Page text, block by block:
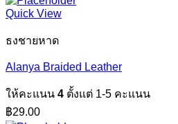
Quick View
ธงชายหาด
Alanya Braided Leather
ให้คะแนน 4 ตั้งแต่ 1-5 คะแนน
฿29.00